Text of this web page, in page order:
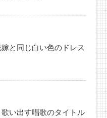
と同じ白い色のドレス
い出す唱歌のタイトル